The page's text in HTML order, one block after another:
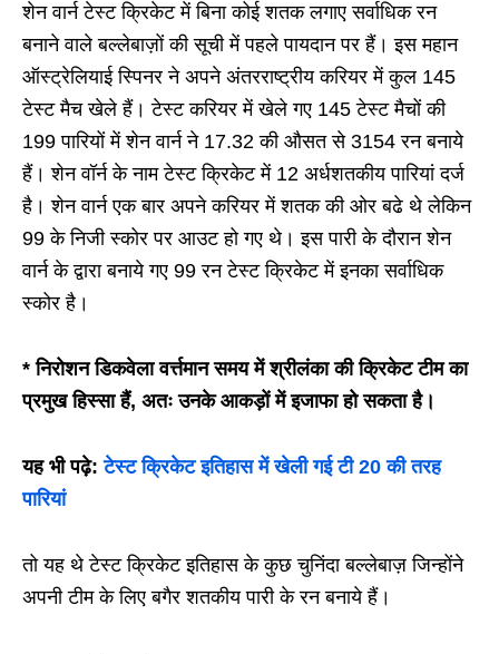
शेन वार्न टेस्ट क्रिकेट में बिना कोई शतक लगाए सर्वाधिक रन
बनाने वाले बल्लेबाज़ों की सूची में पहले पायदान पर हैं। इस महान
ऑस्ट्रेलियाई स्पिनर ने अपने अंतरराष्ट्रीय करियर में कुल 145
टेस्ट मैच खेले हैं। टेस्ट करियर में खेले गए 145 टेस्ट मैचों की
199 पारियों में शेन वार्न ने 17.32 की औसत से 3154 रन बनाये
हैं। शेन वॉर्न के नाम टेस्ट क्रिकेट में 12 अर्धशतकीय पारियां दर्ज
है। शेन वार्न एक बार अपने करियर में शतक की ओर बढे थे लेकिन
99 के निजी स्कोर पर आउट हो गए थे। इस पारी के दौरान शेन
वार्न के द्वारा बनाये गए 99 रन टेस्ट क्रिकेट में इनका सर्वाधिक
स्कोर है।
* निरोशन डिकवेला वर्त्तमान समय में श्रीलंका की क्रिकेट टीम का
प्रमुख हिस्सा हैं, अतः उनके आकड़ों में इजाफा हो सकता है।
यह भी पढ़े: टेस्ट क्रिकेट इतिहास में खेली गई टी 20 की तरह
पारियां
तो यह थे टेस्ट क्रिकेट इतिहास के कुछ चुनिंदा बल्लेबाज़ जिन्होंने
अपनी टीम के लिए बगैर शतकीय पारी के रन बनाये हैं।